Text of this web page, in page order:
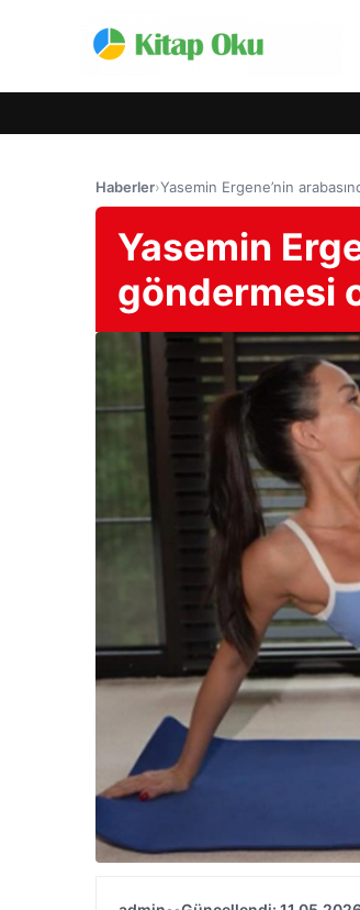
Haberler›Yasemin Ergene’nin
Yasemin
göndermesi